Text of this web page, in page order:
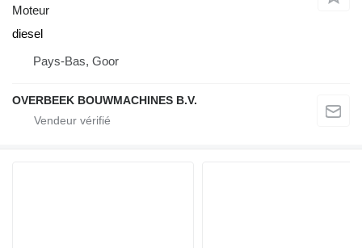
Moteur
diesel
Pays-Bas, Goor
OVERBEEK BOUWMACHINES B.V.